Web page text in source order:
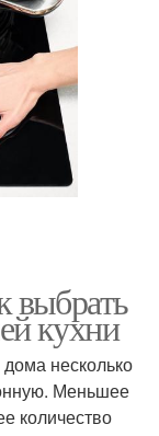
выбрать
кухни
несколько
Меньшее
количество